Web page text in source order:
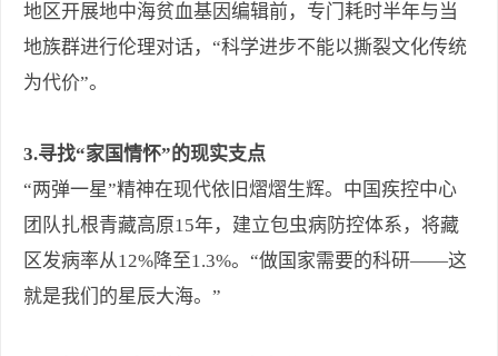
地区开展地中海贫血基因编辑前，专门耗时半年与当
地族群进行伦理对话，“科学进步不能以撕裂文化传统
为代价”。
3.寻找“家国情怀”的现实支点
“两弹一星”精神在现代依旧熠熠生辉。中国疾控中心
团队扎根青藏高原15年，建立包虫病防控体系，将藏
区发病率从12%降至1.3%。“做国家需要的科研——这
就是我们的星辰大海。”